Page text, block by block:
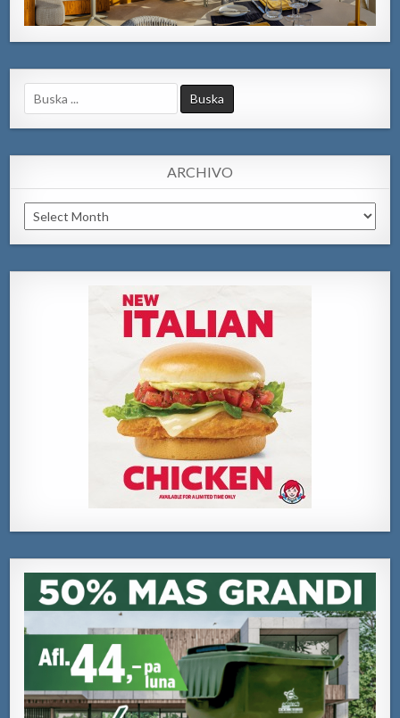
Search
for:
ARCHIVO
Archivo